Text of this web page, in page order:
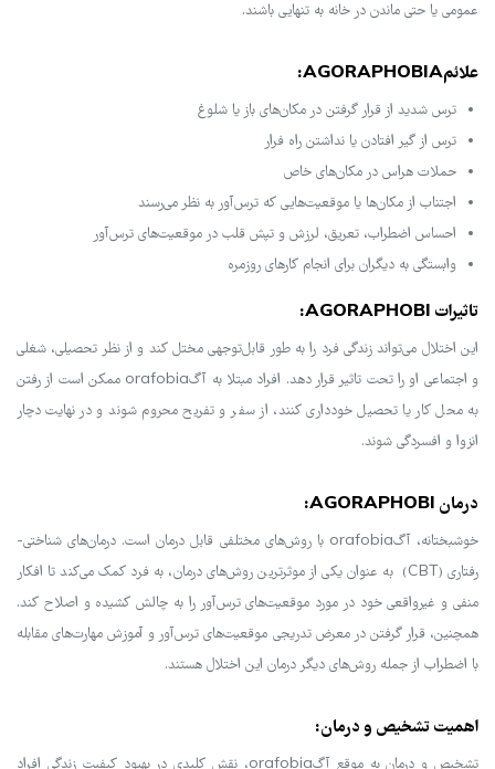
عمومی یا حتی ماندن در خانه به تنهایی باشند.
علائمAGORAPHOBIA:
ترس شدید از قرار گرفتن در مکان‌های باز یا شلوغ
ترس از گیر افتادن یا نداشتن راه فرار
حملات هراس در مکان‌های خاص
اجتناب از مکان‌ها یا موقعیت‌هایی که ترس‌آور به نظر می‌رسند
احساس اضطراب، تعریق، لرزش و تپش قلب در موقعیت‌های ترس‌آور
وابستگی به دیگران برای انجام کارهای روزمره
تاثیرات AGORAPHOBI:
این اختلال می‌تواند زندگی فرد را به طور قابل‌توجهی مختل کند و از نظر تحصیلی، شغلی
و اجتماعی او را تحت تاثیر قرار دهد. افراد مبتلا به آگorafobia ممکن است از رفتن
به محل کار یا تحصیل خودداری کنند، از سفر و تفریح محروم شوند و در نهایت دچار
انزوا و افسردگی شوند.
درمان AGORAPHOBI:
خوشبختانه، آگorafobia با روش‌های مختلفی قابل درمان است. درمان‌های شناختی-
رفتاری (CBT) به عنوان یکی از موثرترین روش‌های درمان، به فرد کمک می‌کند تا افکار
منفی و غیرواقعی خود در مورد موقعیت‌های ترس‌آور را به چالش کشیده و اصلاح کند.
همچنین، قرار گرفتن در معرض تدریجی موقعیت‌های ترس‌آور و آموزش مهارت‌های مقابله
با اضطراب از جمله روش‌های دیگر درمان این اختلال هستند.
اهمیت تشخیص و درمان: